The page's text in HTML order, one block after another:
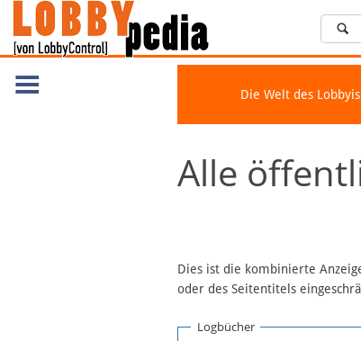
Die Welt des
Alle
Dies ist die kombinierte
oder des Seitentitels
Logbücher